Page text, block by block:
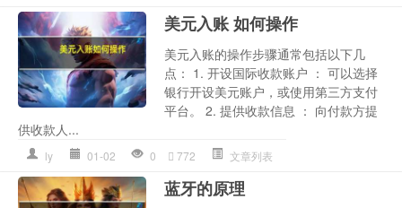
美元入账 如何操作
美元入账的操作步骤通常包括以下几
点： 1. 开设国际收款账户 ： 可以选择
银行开设美元账户，或使用第三方支付
平台。 2. 提供收款信息 ： 向付款方提
供收款人...
ly 01-02 0 772 文章列表
蓝牙的原理